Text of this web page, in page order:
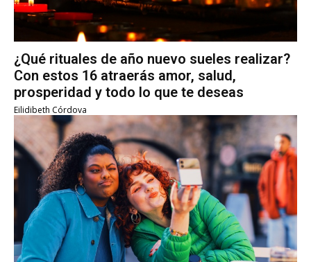
¿Qué rituales de año nuevo sueles realizar?
Con estos 16 atraerás amor, salud,
prosperidad y todo lo que te deseas
Eilidibeth Córdova